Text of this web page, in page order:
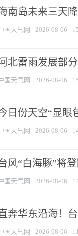
南岛未来三天
国天气网 2026-08-06
北雷雨发展部
国天气网 2026-08-06
日份天空“显眼
国天气网 2026-08-06
风“白海豚”将
国天气网 2026-08-06
奔华东沿海！
国天气网 2026-08-06